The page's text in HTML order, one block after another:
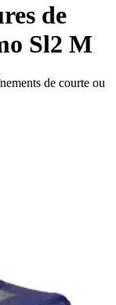
de
Sl2 M
de courte ou